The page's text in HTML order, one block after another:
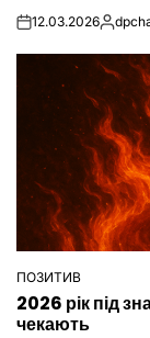
on12.03.2026
ОПУБЛІКУВАТИ
У
ПОЗИТИВ
2026 рік під
чекають